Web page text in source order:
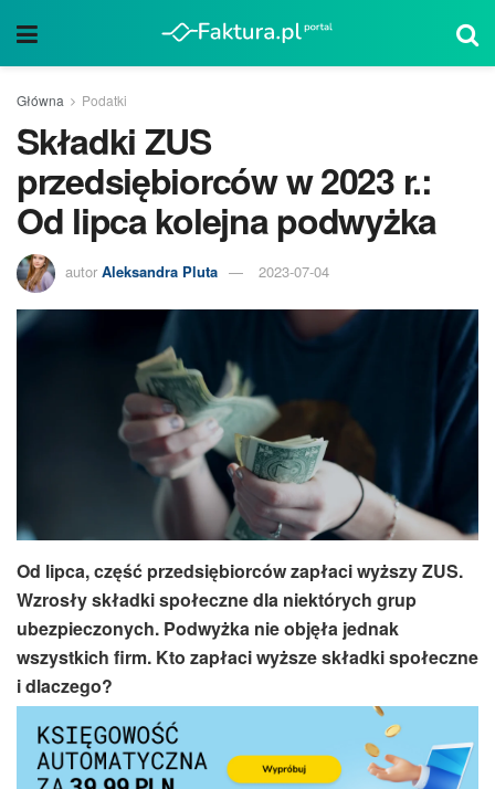
Główna Podatki
Składki ZUS
przedsiębiorców w 2023 r.:
Od lipca kolejna podwyżka
autor Aleksandra Pluta 2023-07-04
Od lipca, część przedsiębiorców zapłaci wyższy ZUS.
Wzrosły składki społeczne dla niektórych grup
ubezpieczonych. Podwyżka nie objęła jednak
wszystkich firm. Kto zapłaci wyższe składki społeczne
i dlaczego?